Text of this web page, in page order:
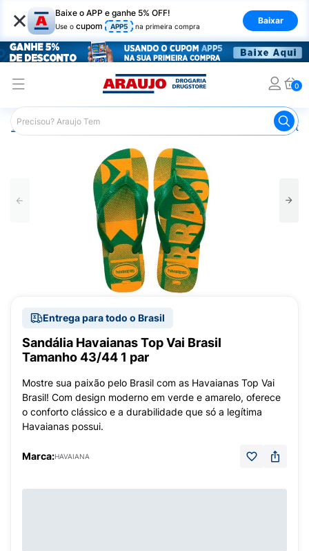
× Baixe o APP e ganhe 5% OFF!
Use o cupom APP5 na primeira compra
Baixar
0
Araujo Mercado Calçados e
Entrega para todo o Brasil
Sandália Havaianas Top Vai Brasil
Tamanho 43/44 1 par
Mostre sua paixão pelo Brasil com as Havaianas Top Vai
Brasil! Com design moderno em verde e amarelo, oferece
o conforto clássico e a durabilidade que só a legítima
Havaianas possui.
Marca:HAVAIANA